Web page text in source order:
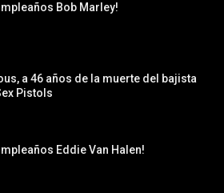
Bob Marley!
a 46 años de la muerte del bajista
Pistols
Eddie Van Halen!